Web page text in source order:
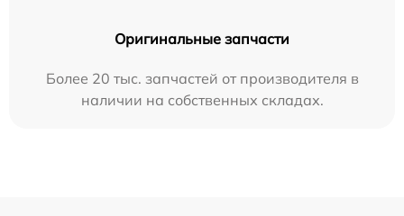
Оригинальные запчасти
Более 20 тыс. запчастей от производителя в
наличии на собственных складах.